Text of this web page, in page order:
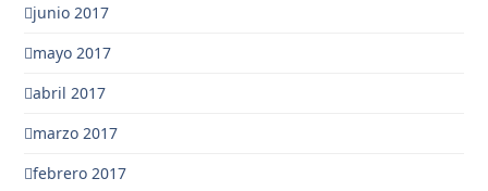
junio 2017
mayo 2017
abril 2017
marzo 2017
febrero 2017